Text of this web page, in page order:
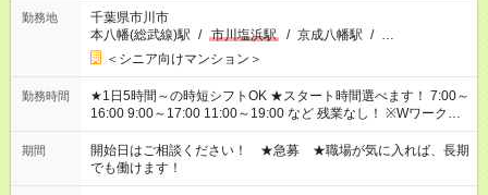
勤務地
千葉県市川市
本八幡(総武線)駅 / 市川塩浜駅 / 京成八幡駅 / …
＜シニア向けマンション＞
勤務時間
★1日5時間～の時短シフトOK ★スタート時間選べます！ 7:00～
16:00 9:00～17:00 11:00～19:00 など 残業なし！ ※Wワークの
場合、他のお仕事と合わせ週40時間超の就業はご案内できませ
ん ※法令に基づき、週20時間以上勤務は社会保険への加入対象
となります ※労働者派遣法（日雇い派遣の原則禁止）により、
短時間・短期間の就業はご案内が難しい場合があります
期間
開始日はご相談ください！ ★急募 ★職場が気に入れば、長期
でも働けます！